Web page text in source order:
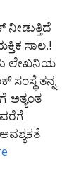
ನೀಡುತ್ತಿದೆ
ಸಾಲ.!
ಲೇಖನಿಯ
ತನ್ನ
ಅತ್ಯಂತ